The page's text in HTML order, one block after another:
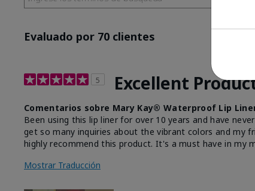
Evaluado por 70 clientes
5 Excellent
Comentarios sobre Mary Kay® Waterproof Lip
Been using this lip liner for over 10 years and have
get so many inquiries about the vibrant colors and my
highly recommend this product. It's a must have in my
Mostrar Traducción